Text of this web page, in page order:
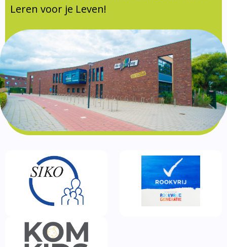
Formulieren
SIKO
Leren voor je Leven!